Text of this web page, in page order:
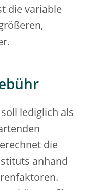
die variable
lediglich als
die
anhand